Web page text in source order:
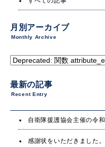
月別アーカイブ
Monthly Archive
最新の記事
Recent Entry
自衛隊援護協会主催の令
感謝状をいただきました。